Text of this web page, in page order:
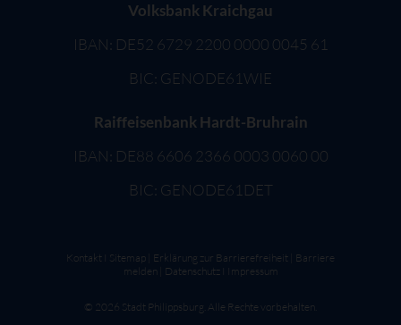
Volksbank Kraichgau
IBAN: DE52 6729 2200 0000 0045 61
BIC: GENODE61WIE
Raiffeisenbank Hardt-Bruhrain
IBAN: DE88 6606 2366 0003 0060 00
BIC: GENODE61DET
© 2026 Stadt Philippsburg. Alle Rechte vorbehalten.
Kontakt Sitemap Erklärung zur Barrierefreiheit Barriere
melden
DatenschutzI Impressum